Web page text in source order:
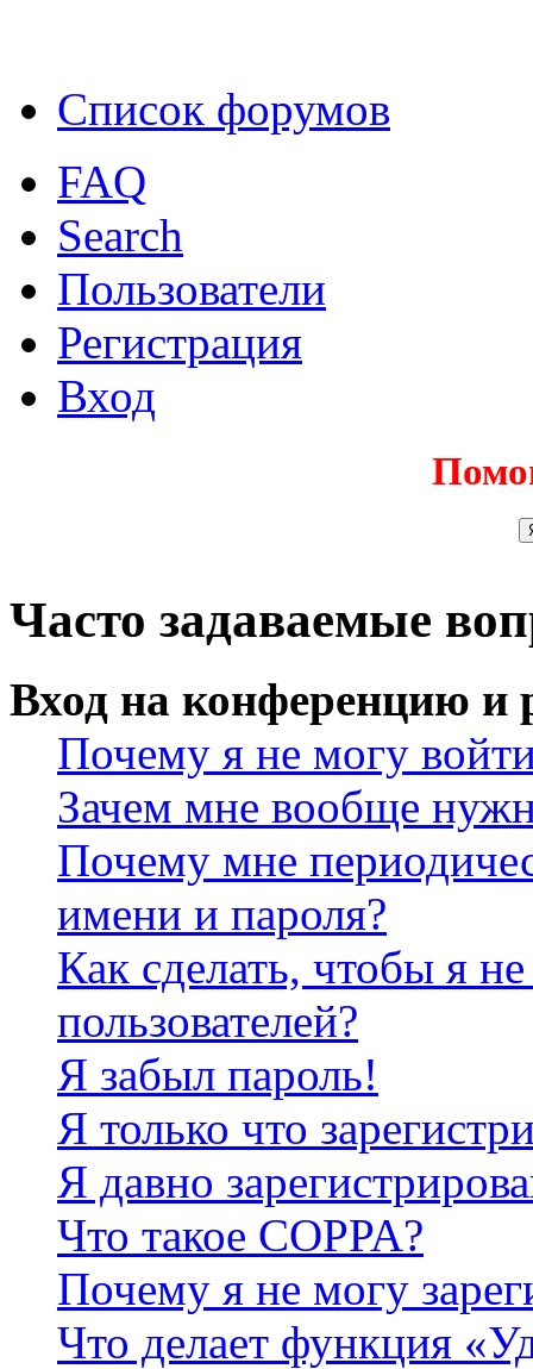
Список форумов
FAQ
Search
Пользователи
Регистрация
Вход
Часто задаваемые
Вход на конференцию и
Почему я не могу
Зачем мне вообще
Почему мне
имени и пароля?
Как сделать, чтобы я
пользователей?
Я забыл пароль!
Я только что
Я давно
Что такое COPPA?
Почему я не могу
Что делает функция